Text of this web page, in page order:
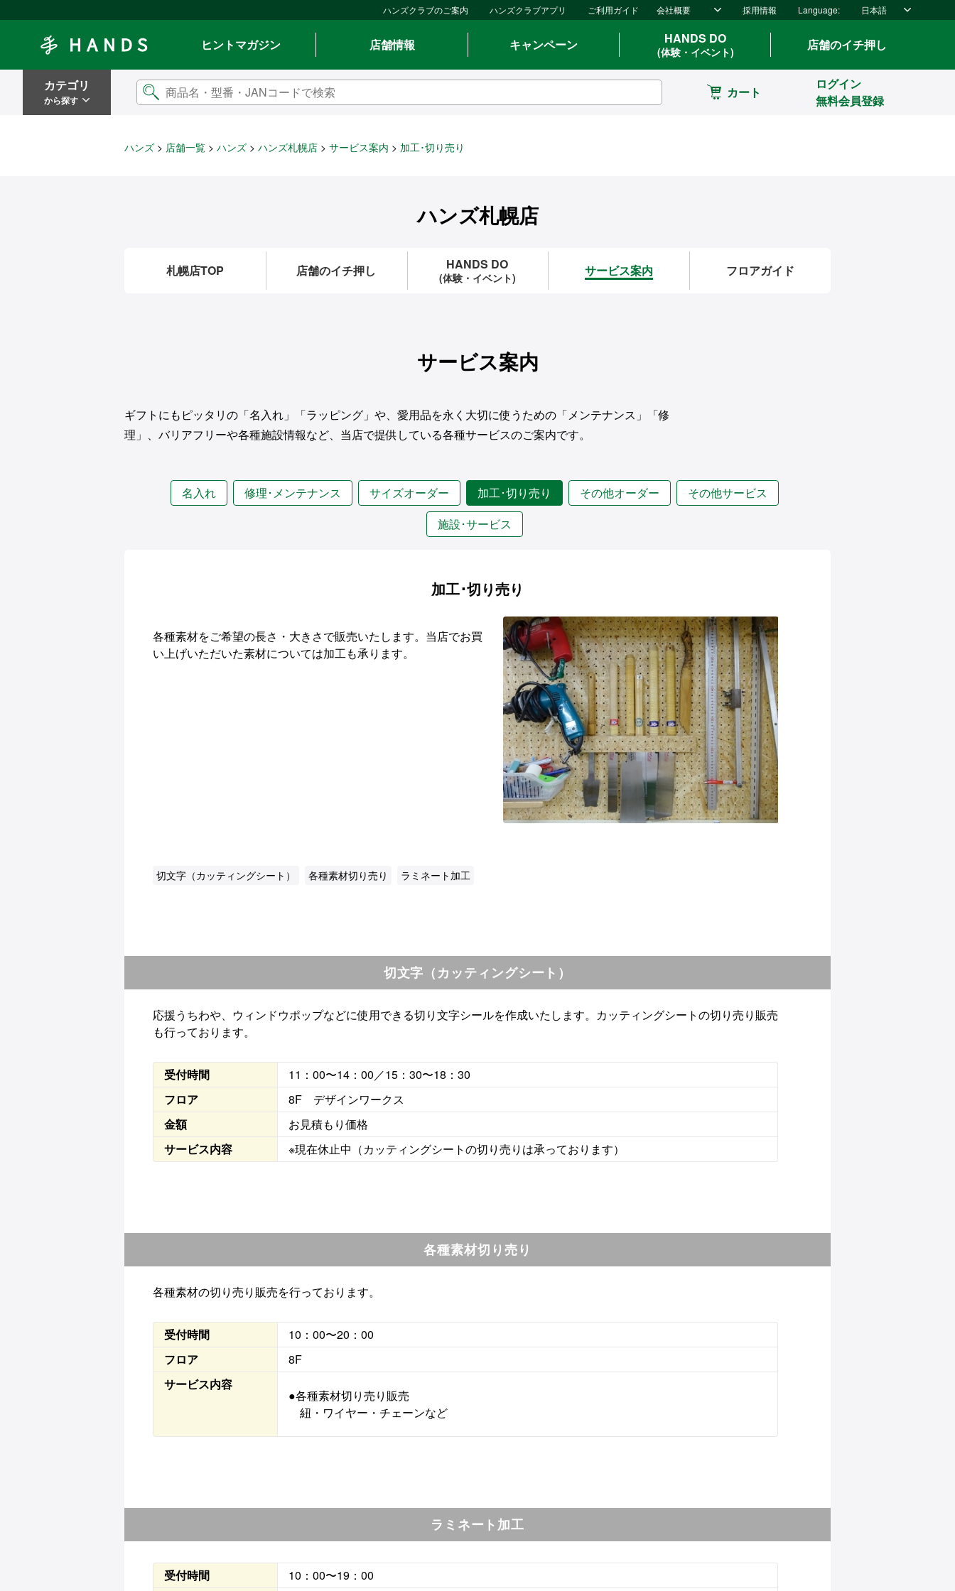
ハンズクラブのご案内 ハンズクラブアプリ ご利用ガイド 会社概要 採用情報 Language: 日本語
ヒントマガジン
店舗情報 キャンペーン HANDS DO
(体験・イベント) 店舗のイチ押し
カテゴリ
から探す カート
ログイン
無料会員登録
ハンズ 店舗一覧 ハンズ ハンズ札幌店 サービス案内 加工･切り売り
ハンズ札幌店
札幌店TOP 店舗のイチ押し HANDS DO
(体験・イベント) サービス案内 フロアガイド
サービス案内
ギフトにもピッタリの「名入れ」「ラッピング」や、愛用品を永く大切に使うための「メンテナンス」「修
理」、バリアフリーや各種施設情報など、当店で提供している各種サービスのご案内です。
名入れ 修理･メンテナンス サイズオーダー 加工･切り売り その他オーダー
その他サービス
施設･サービス
加工･切り売り
各種素材をご希望の長さ・大きさで販売いたします。当店でお買
い上げいただいた素材については加工も承ります。
切文字（カッティングシート） 各種素材切り売り ラミネート加工
切文字（カッティングシート）
応援うちわや、ウィンドウポップなどに使用できる切り文字シールを作成いたします。カッティングシートの切り売り販売
も行っております。
受付時間
11：00〜14：00／15：30〜18：30
フロア
8F デザインワークス
金額
お見積もり価格
サービス内容
※現在休止中（カッティングシートの切り売りは承っております）
各種素材切り売り
各種素材の切り売り販売を行っております。
受付時間
10：00〜20：00
フロア
8F
サービス内容
●各種素材切り売り販売
紐・ワイヤー・チェーンなど
ラミネート加工
受付時間 10：00〜19：00